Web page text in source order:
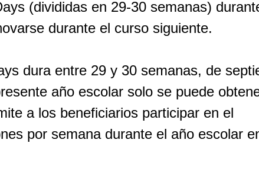
(divididas en 29-30 semanas)
durante el curso siguiente.
dura entre 29 y 30 semanas, de
año escolar solo se puede
a los beneficiarios participar en el
por semana durante el año escolar